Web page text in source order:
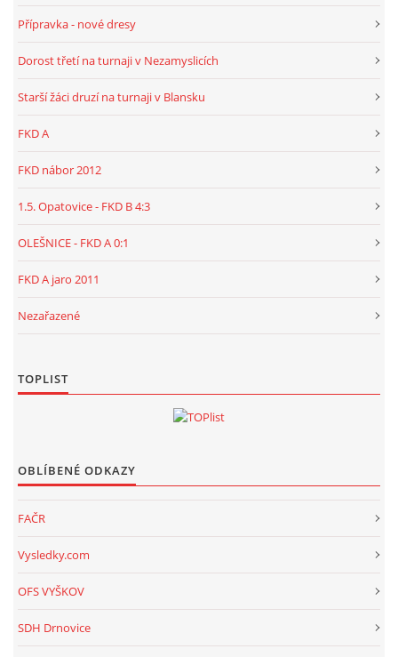
Přípravka - nové dresy
Dorost třetí na turnaji v Nezamyslicích
Starší žáci druzí na turnaji v Blansku
FKD A
FKD nábor 2012
1.5. Opatovice - FKD B 4:3
OLEŠNICE - FKD A 0:1
FKD A jaro 2011
Nezařazené
TOPLIST
OBLÍBENÉ ODKAZY
FAČR
Vysledky.com
OFS VYŠKOV
SDH Drnovice